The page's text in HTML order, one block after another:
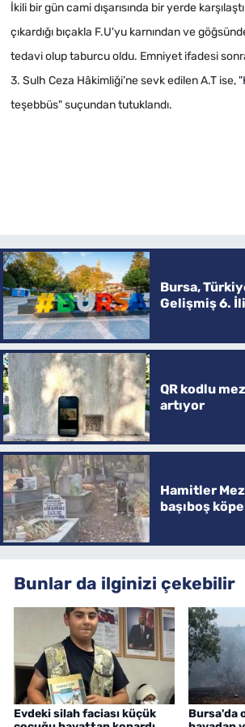
İkili bir gün cami dışarısında bir yerde
çıkardığı bıçakla F.U'yu karnından ve
tedavi olup taburcu oldu. Emniyet ifadesi
3. Sulh Ceza Hâkimliği’ne sevk edilen A.T ise,
teşebbüs" suçundan tutuklandı.
Bursa,
Gelişmiş 6.
QR kodlu
artıyor
Hamitler
başıboş
Bunlar da ilginizi çekebilir
Evdeki silah faciası küçük
Bursa'da